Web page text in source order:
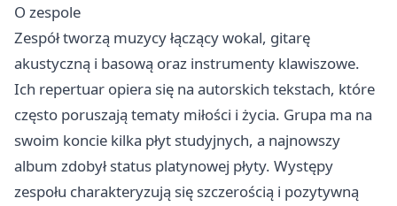
O zespole
Zespół tworzą muzycy łączący wokal, gitarę
akustyczną i basową oraz instrumenty klawiszowe.
Ich repertuar opiera się na autorskich tekstach, które
często poruszają tematy miłości i życia. Grupa ma na
swoim koncie kilka płyt studyjnych, a najnowszy
album zdobył status platynowej płyty. Występy
zespołu charakteryzują się szczerością i pozytywną